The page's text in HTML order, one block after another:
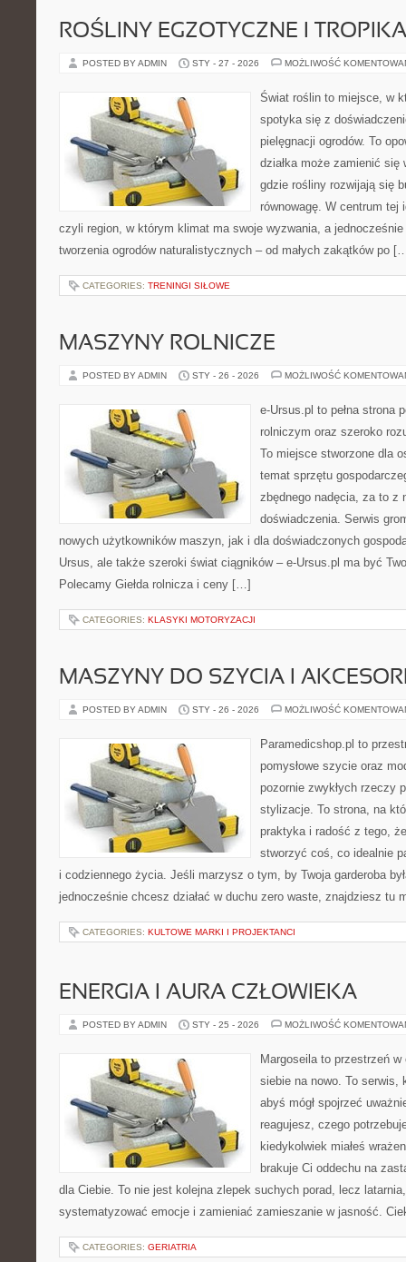
ROŚLINY EGZOTYCZNE I
POSTED BY ADMIN STY - 27 - 2026 MOŻLIWOŚĆ
Świat roślin to miejsce, w
spotyka się z
pielęgnacji ogrodów. To
działka może zamienić się
gdzie rośliny rozwijają się
równowagę. W centrum
czyli region, w którym klimat ma swoje wyzwania, a
tworzenia ogrodów naturalistycznych – od małych zakątków po
CATEGORIES: TRENINGI SIŁOWE
MASZYNY ROLNICZE
POSTED BY ADMIN STY - 26 - 2026 MOŻLIWOŚĆ
e-Ursus.pl to pełna strona
rolniczym oraz szeroko
To miejsce stworzone dla
temat sprzętu
zbędnego nadęcia, za to z
doświadczenia. Serwis
nowych użytkowników maszyn, jak i dla doświadczonych
Ursus, ale także szeroki świat ciągników – e-Ursus.pl ma być
Polecamy Giełda rolnicza i ceny […]
CATEGORIES: KLASYKI MOTORYZACJI
MASZYNY DO SZYCIA I
POSTED BY ADMIN STY - 26 - 2026 MOŻLIWOŚĆ
Paramedicshop.pl to
pomysłowe szycie oraz
pozornie zwykłych rzeczy
stylizacje. To strona, na
praktyka i radość z tego,
stworzyć coś, co idealnie
i codziennego życia. Jeśli marzysz o tym, by Twoja garderoba
jednocześnie chcesz działać w duchu zero waste, znajdziesz tu
CATEGORIES: KULTOWE MARKI I PROJEKTANCI
ENERGIA I AURA CZŁOWIEKA
POSTED BY ADMIN STY - 25 - 2026 MOŻLIWOŚĆ
Margoseila to przestrzeń
siebie na nowo. To serwis,
abyś mógł spojrzeć
reagujesz, czego
kiedykolwiek miałeś
brakuje Ci oddechu na
dla Ciebie. To nie jest kolejna zlepek suchych porad, lecz
systematyzować emocje i zamieniać zamieszanie w jasność.
CATEGORIES: GERIATRIA